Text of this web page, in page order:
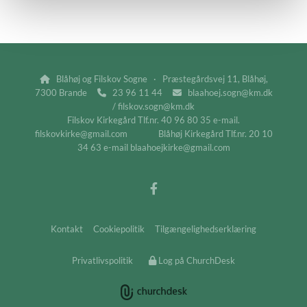
Blåhøj og Filskov Sogne · Præstegårdsvej 11, Blåhøj,
7300 Brande
23 96 11 44 blaahoej.sogn@km.dk
/ filskov.sogn@km.dk
Filskov Kirkegård Tlf.nr. 40 96 80 35 e-mail.
filskovkirke@gmail.com Blåhøj Kirkegård Tlf.nr. 20 10
34 63 e-mail blaahoejkirke@gmail.com
Kontakt Cookiepolitik Tilgængelighedserklæring
Privatlivspolitik Log på ChurchDesk